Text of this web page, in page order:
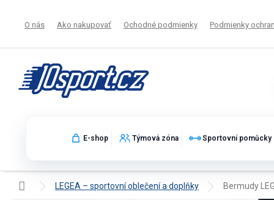
O nás Ako nakupovať Ochodné podmienky Podmienky
E-shop Týmová zóna Sportovní pomůcky
DomovLEGEA – sportovní oblečení a doplňky Bermudy